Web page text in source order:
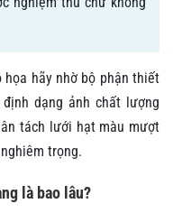
họa hãy nhờ bộ phận thiết
dạng ảnh chất lượng
tách lưới hạt màu mượt
trọng.
là bao lâu?